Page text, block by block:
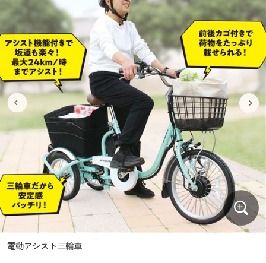
ジュニア・ティーンズ下着
メンズ下着
キッチン・雑貨・日用品
寝具・インテリア・家具通販すべて
家具・収納
寝具・ベッド
カーテン・ラグ・ファブリック
美容・健康
美容・健康通販すべて
美容・健康・サプリメント
制服・スクール
制服・スクールすべて
制服・学生服
ジュニア・ティーンズ下着
大きいサイズ
大きいサイズ通販すべて
大きいサイズ レディース服
大きいサイズ レディース下着
大きいサイズ メンズ
バーゲン
バーゲンセール
シークレットセール
詳細検索
商品カテゴリ一覧
カタログ
カタログ・チラシからのご注文
キッチン・雑貨・日用品
家具・収納
寝具・ベッド
カーテン・ラグ・ファブリック
美容・健康通販すべて
美容・健康・サプリメント
制服・スクール
制服・スクールすべて
制服・学生服
ジュニア・ティーンズ下着
大きいサイズ
大きいサイズ通販すべて
大きいサイズ レディース服
大きいサイズ レディース下着
大きいサイズ メンズ
大きいサイズ 事務・制服
バーゲン
バーゲンセール
シークレットセール
詳細検索
商品カテゴリ一覧
カタログ
カタログ・チラシからのご注文
電動アシスト三輪車